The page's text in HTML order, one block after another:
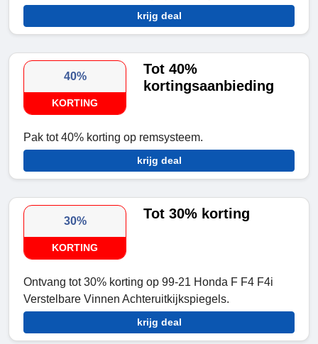
krijg deal
40%
KORTING
Tot 40%
kortingsaanbieding
Pak tot 40% korting op remsysteem.
krijg deal
30%
KORTING
Tot 30% korting
Ontvang tot 30% korting op 99-21 Honda F F4 F4i
Verstelbare Vinnen Achteruitkijkspiegels.
krijg deal